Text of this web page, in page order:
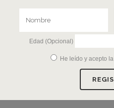
Edad (Opcional)
He leído y acepto la